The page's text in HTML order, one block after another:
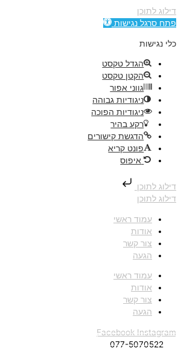
דילוג לתוכן
פתח סרגל נגישות
כלי נגישות
הגדל טקסט
הקטן טקסט
גווני אפור
ניגודיות גבוהה
ניגודיות הפוכה
רקע בהיר
הדגשת קישורים
פונט קריא
איפוס
דילוג לתוכן
דילוג לתוכן
עמוד ראשי
אודות
צור קשר
הגעה
עמוד ראשי
אודות
צור קשר
הגעה
Facebook Instagram
077-5070522